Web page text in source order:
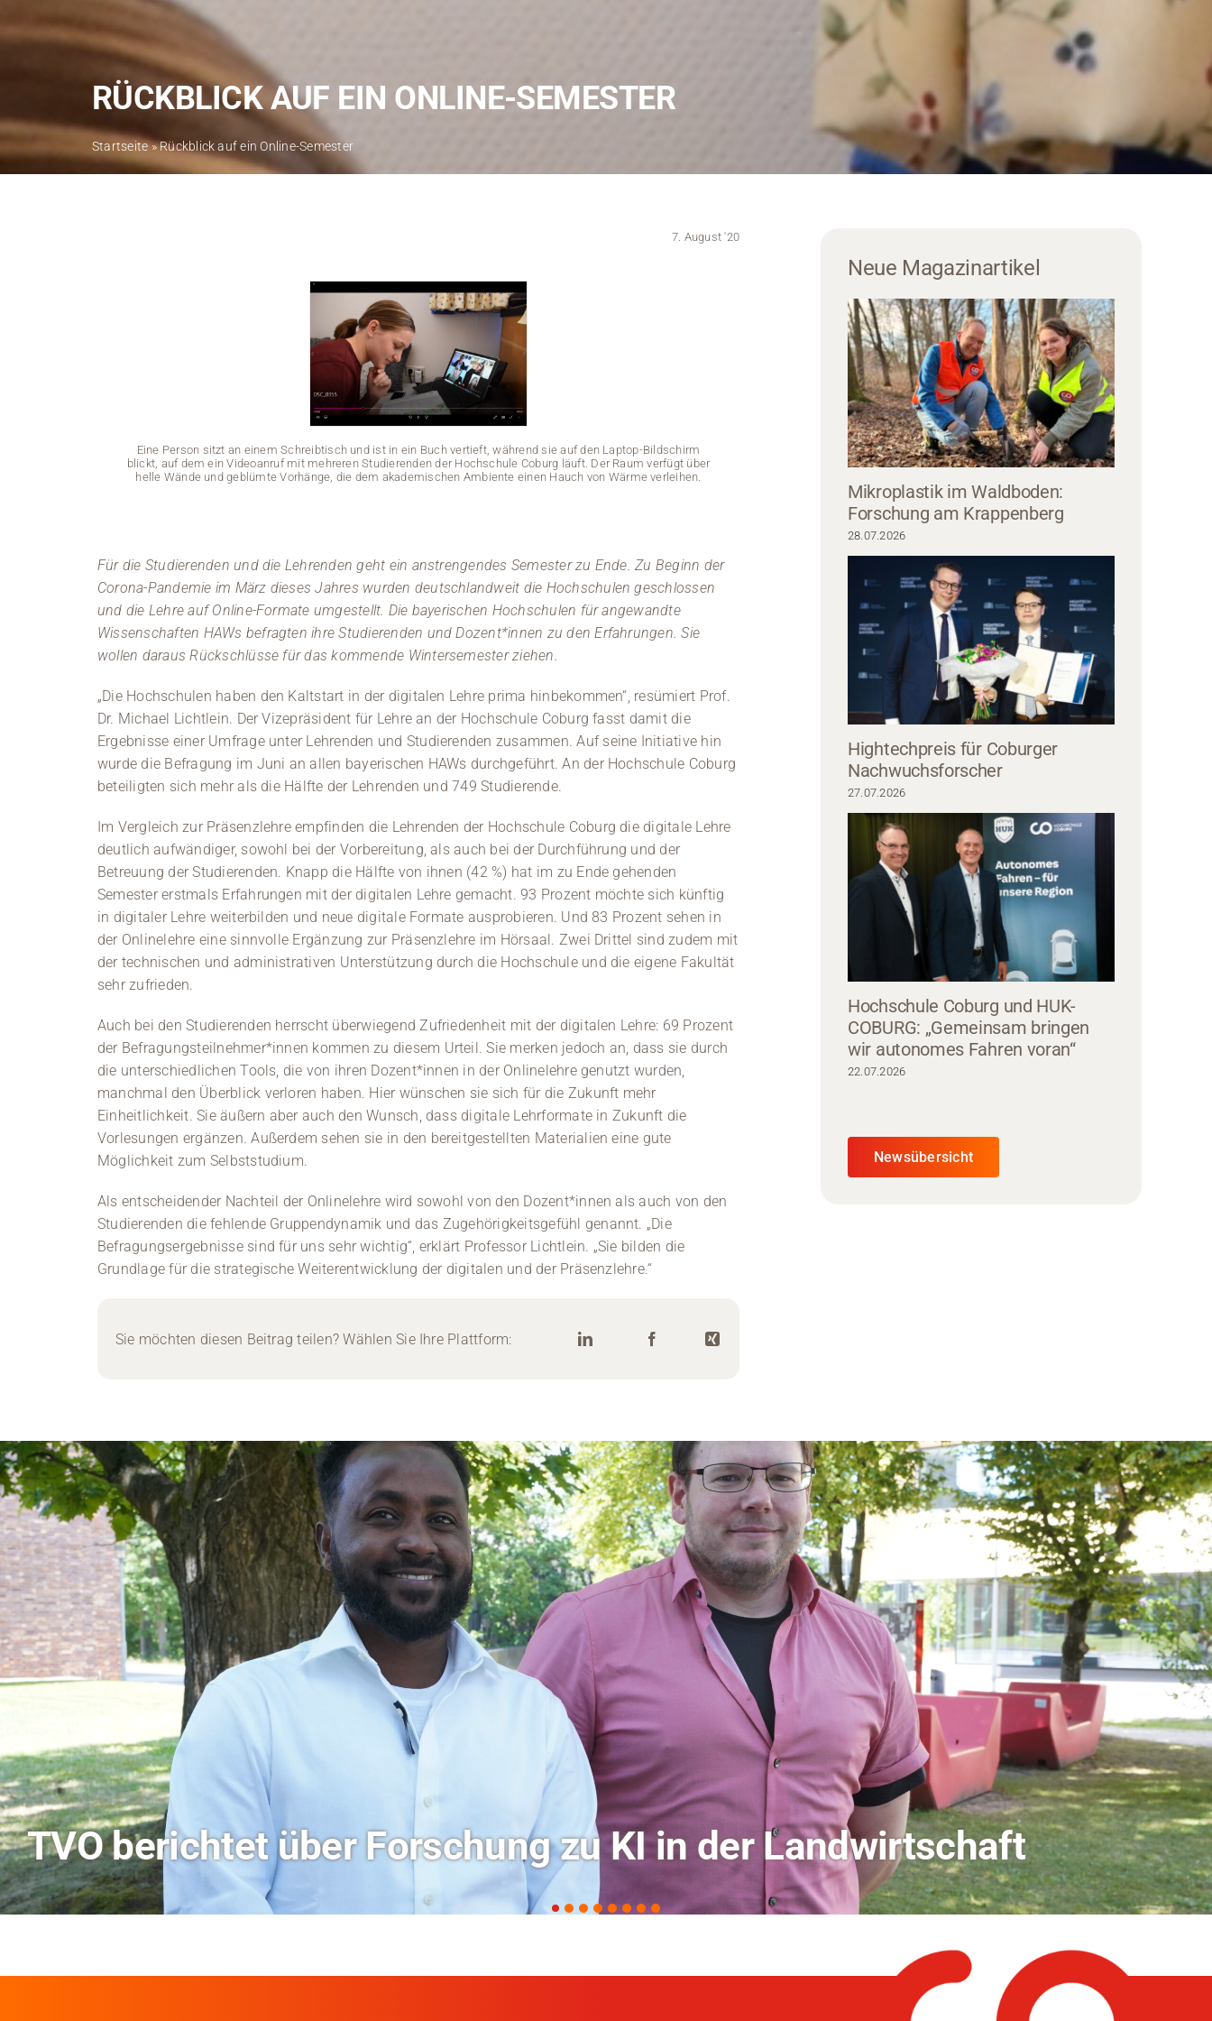
Stellenangebote
RÜCKBLICK AUF EIN ONLINE-SEMESTER
Startseite»Rückblick auf ein Online-Semester
7. August '20
Eine Person sitzt an einem Schreibtisch und ist in ein Buch vertieft, während sie auf den Laptop-Bildschirm
blickt, auf dem ein Videoanruf mit mehreren Studierenden der Hochschule Coburg läuft. Der Raum verfügt über
helle Wände und geblümte Vorhänge, die dem akademischen Ambiente einen Hauch von Wärme verleihen.
Eine Person sitzt an einem Schreibtisch und ist in ein Buch vertieft, während sie auf den
blickt, auf dem ein Videoanruf mit mehreren Studierenden der Hochschule Coburg läuft.
helle Wände und geblümte Vorhänge, die dem akademischen Ambiente einen Hauch von
Für die Studierenden und die Lehrenden geht ein anstrengendes Semester zu Ende. Zu Beginn der
Corona-Pandemie im März dieses Jahres wurden deutschlandweit die Hochschulen geschlossen
und die Lehre auf Online-Formate umgestellt. Die bayerischen Hochschulen für angewandte
Wissenschaften HAWs befragten ihre Studierenden und Dozent*innen zu den Erfahrungen. Sie
wollen daraus Rückschlüsse für das kommende Wintersemester ziehen.
„Die Hochschulen haben den Kaltstart in der digitalen Lehre prima hinbekommen“, resümiert Prof.
Dr. Michael Lichtlein. Der Vizepräsident für Lehre an der Hochschule Coburg fasst damit die
Ergebnisse einer Umfrage unter Lehrenden und Studierenden zusammen. Auf seine Initiative hin
wurde die Befragung im Juni an allen bayerischen HAWs durchgeführt. An der Hochschule Coburg
beteiligten sich mehr als die Hälfte der Lehrenden und 749 Studierende.
Im Vergleich zur Präsenzlehre empfinden die Lehrenden der Hochschule Coburg die digitale Lehre
deutlich aufwändiger, sowohl bei der Vorbereitung, als auch bei der Durchführung und der
Betreuung der Studierenden. Knapp die Hälfte von ihnen (42 %) hat im zu Ende gehenden
Semester erstmals Erfahrungen mit der digitalen Lehre gemacht. 93 Prozent möchte sich künftig
in digitaler Lehre weiterbilden und neue digitale Formate ausprobieren. Und 83 Prozent sehen in
der Onlinelehre eine sinnvolle Ergänzung zur Präsenzlehre im Hörsaal. Zwei Drittel sind zudem mit
der technischen und administrativen Unterstützung durch die Hochschule und die eigene Fakultät
sehr zufrieden.
Auch bei den Studierenden herrscht überwiegend Zufriedenheit mit der digitalen Lehre: 69 Prozent
der Befragungsteilnehmer*innen kommen zu diesem Urteil. Sie merken jedoch an, dass sie durch
die unterschiedlichen Tools, die von ihren Dozent*innen in der Onlinelehre genutzt wurden,
manchmal den Überblick verloren haben. Hier wünschen sie sich für die Zukunft mehr
Einheitlichkeit. Sie äußern aber auch den Wunsch, dass digitale Lehrformate in Zukunft die
Vorlesungen ergänzen. Außerdem sehen sie in den bereitgestellten Materialien eine gute
Möglichkeit zum Selbststudium.
Als entscheidender Nachteil der Onlinelehre wird sowohl von den Dozent*innen als auch von den
Studierenden die fehlende Gruppendynamik und das Zugehörigkeitsgefühl genannt. „Die
Befragungsergebnisse sind für uns sehr wichtig“, erklärt Professor Lichtlein. „Sie bilden die
Grundlage für die strategische Weiterentwicklung der digitalen und der Präsenzlehre.“
Sie möchten diesen Beitrag teilen? Wählen Sie Ihre Plattform:
Neue Magazinartikel
Mikroplastik im Waldboden:
Forschung am Krappenberg
28.07.2026
Hightechpreis für Coburger
Nachwuchsforscher
27.07.2026
Hochschule Coburg und HUK-
COBURG: „Gemeinsam bringen
wir autonomes Fahren voran“
22.07.2026
Newsübersicht
Hitze-Aktionstag: Hochschule Coburg im Radio Bamberg